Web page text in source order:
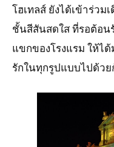
โฮเทลส์ ยังได้เข้าร่ว
ชั้นสีสันสดใส ที่รอต้อน
แขกของโรงแรม ให้ไ
รักในทุกรูปแบบไปด้ว